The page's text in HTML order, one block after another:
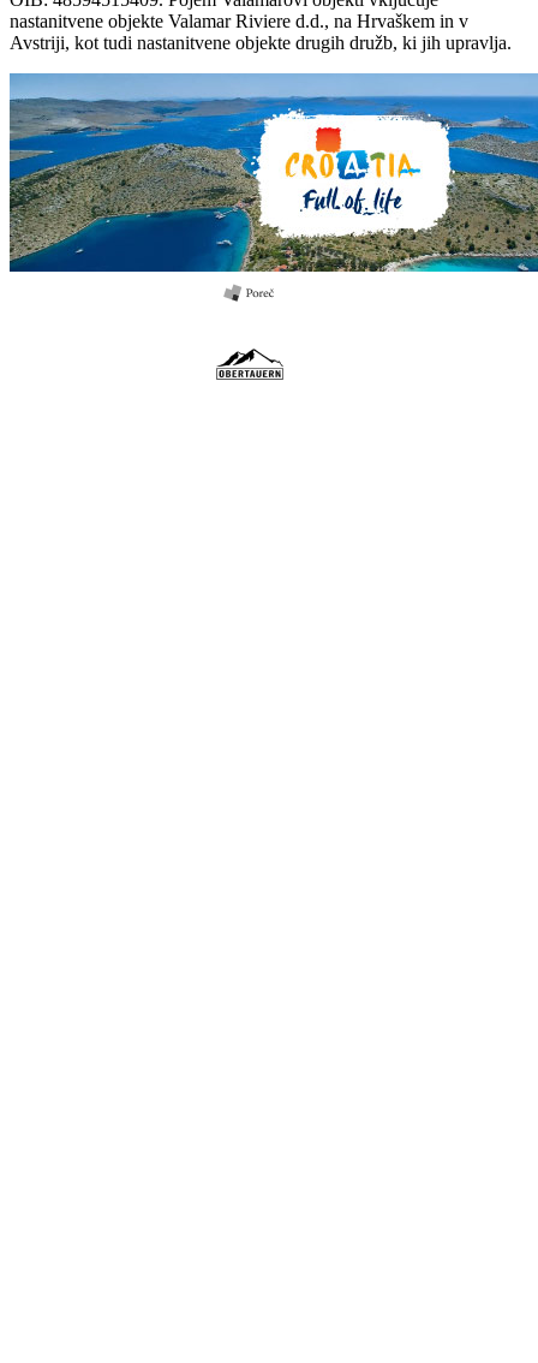
nastanitvene objekte Valamar Riviere d.d., na Hrvaškem in v
Avstriji, kot tudi nastanitvene objekte drugih družb, ki jih upravlja.